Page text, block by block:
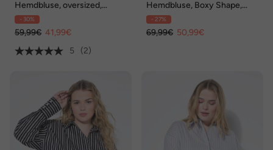
Hemdbluse, oversized,
Streifen, Langarm
- 30%
59,99€ 41,99€
5
(2)
Hemdbluse, Boxy Shape,
Schleifen, Langarm
- 27%
69,99€ 50,99€